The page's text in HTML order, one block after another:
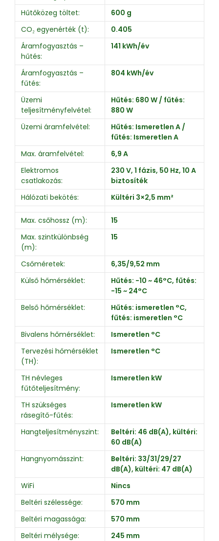
Hűtőközeg töltet:
600 g
CO₂ egyenérték (t):
0.405
Áramfogyasztás –
hűtés:
141 kWh/év
Áramfogyasztás –
fűtés:
804 kWh/év
Üzemi
teljesítményfelvétel:
Hűtés: 680 W / fűtés:
880 W
Üzemi áramfelvétel:
Hűtés: Ismeretlen A /
fűtés: Ismeretlen A
Max. áramfelvétel:
6,9 A
Elektromos
csatlakozás:
230 V, 1 fázis, 50 Hz, 10 A
biztosíték
Hálózati bekötés:
Kültéri 3×2,5 mm²
Max. csőhossz (m):
15
Max. szintkülönbség
(m):
15
Csőméretek:
6,35/9,52 mm
Külső hőmérséklet:
Hűtés: -10 ~ 46°C, fűtés:
-15 ~ 24°C
Belső hőmérséklet:
Hűtés: ismeretlen °C,
fűtés: ismeretlen °C
Bivalens hőmérséklet:
Ismeretlen °C
Tervezési hőmérséklet
(TH):
Ismeretlen °C
TH névleges
fűtőteljesítmény:
Ismeretlen kW
TH szükséges
rásegítő-fűtés:
Ismeretlen kW
Hangteljesítményszint:
Beltéri: 46 dB(A), kültéri:
60 dB(A)
Hangnyomásszint:
Beltéri: 33/31/29/27
dB(A), kültéri: 47 dB(A)
WiFi
Nincs
Beltéri szélessége:
570 mm
Beltéri magassága:
570 mm
Beltéri mélysége:
245 mm